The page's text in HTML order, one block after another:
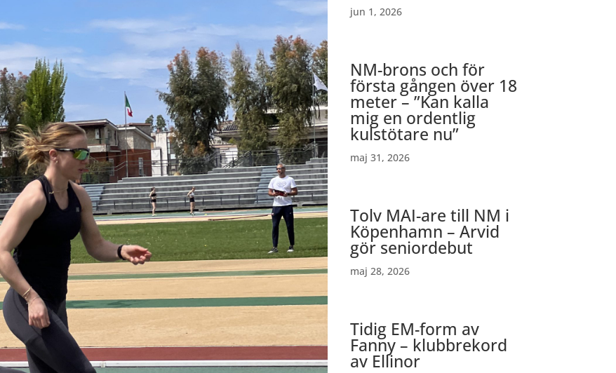
jun 1, 2026
NM-brons och för
första gången över 18
meter – ”Kan kalla
mig en ordentlig
kulstötare nu”
maj 31, 2026
Tolv MAI-are till NM i
Köpenhamn – Arvid
gör seniordebut
maj 28, 2026
Tidig EM-form av
Fanny – klubbrekord
av Ellinor